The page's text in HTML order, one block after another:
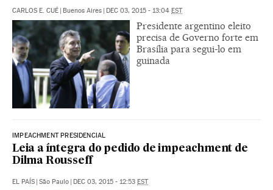
CARLOS E. CUÉ | Buenos Aires | DEC 03, 2015 - 13:04 EST
Presidente argentino eleito
precisa de Governo forte em
Brasília para segui-lo em
guinada
IMPEACHMENT PRESIDENCIAL
Leia a íntegra do pedido de impeachment de
Dilma Rousseff
EL PAÍS | São Paulo | DEC 03, 2015 - 12:53 EST